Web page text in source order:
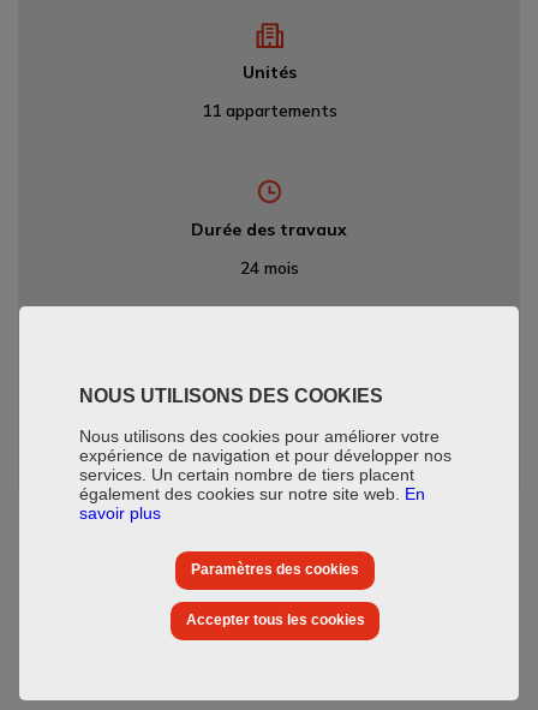
Unités
11 appartements
Durée des travaux
24 mois
Date de livraison
NOUS UTILISONS DES COOKIES
Nous utilisons des cookies pour améliorer votre
expérience de navigation et pour développer nos
services. Un certain nombre de tiers placent
également des cookies sur notre site web. En
savoir plus
Paramètres des cookies
Accepter tous les cookies